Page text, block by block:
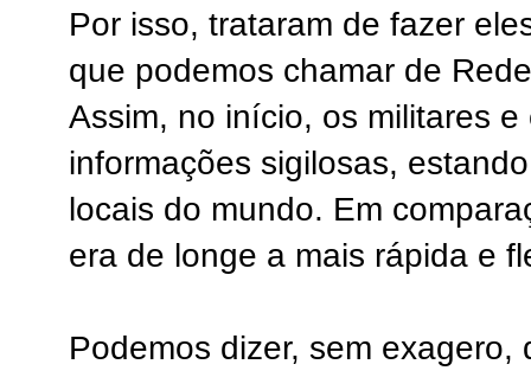
Por isso, trataram de fazer
que podemos chamar de
Assim, no início, os militares
informações sigilosas,
locais do mundo. Em
era de longe a mais rápida e
Podemos dizer, sem